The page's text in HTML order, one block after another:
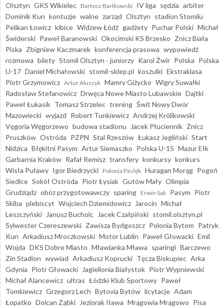
Olsztyn GKS Wikielec Bartosz Bartkowski IV liga sędzia arbiter
Dominik Kun kontuzje walne zarząd Olsztyn stadion Stomilu
Pelikan Łowicz kibice Widzew Łódź gadżety Puchar Polski Michał
Świderski Paweł Baranowski Okocimski KS Brzesko Znicz Biała
Piska Zbigniew Kaczmarek konferencja prasowa wypowiedź
rozmowa bilety Stomil Olsztyn - juniorzy Karol Żwir Polska Polska
U-17 Daniel Michałowski stomil-sklep.pl koszulki Ekstraklasa
Piotr Grzymowicz Artur Aluszyk Mamry Giżycko Wigry Suwałki
Radosław Stefanowicz Drwęca Nowe Miasto Lubawskie Dajtki
Paweł Łukasik Tomasz Strzelec trening Świt Nowy Dwór
Mazowiecki wyjazd Robert Tunkiewicz Andrzej Królikowski
Vęgoria Węgorzewo budowa stadionu Jacek Płuciennik Znicz
Pruszków Ostróda PZPN Stal Rzeszów Łukasz Jegliński Start
Nidzica Błękitni Pasym Artur Siemaszko Polska U-15 Mazur Ełk
Garbarnia Kraków Rafał Remisz transfery konkursy konkurs
Wisła Puławy Igor Biedrzycki Polonia Pasłęk Huragan Morąg Pogoń
Siedlce Sokół Ostróda Piotr Łysiak Gutów Mały Olimpia
Grudziądz obóz przygotowawczy sparing Erwin Sak Pasym Piotr
Skiba plebiscyt Wojciech Dziemidowicz Jarocin Michał
Leszczyński
Janusz Bucholc Jacek Czałpiński stomil.olsztyn.pl
Sylwester Czereszewski Zawisza Bydgoszcz Polonia Bytom Patryk
Kun Arkadiusz Mroczkowski Motor Lublin Paweł Głowacki Emil
Wojda DKS Dobre Miasto Mławianka Mława sparingi Barczewo
Zin Stadion wywiad Arkadiusz Koprucki Tęcza Biskupiec Arka
Gdynia Piotr Głowacki Jagiellonia Białystok Piotr Wypniewski
Michał Alancewicz ultras Łódzki Klub Sportowy Paweł
Tomkiewicz Grzegorz Lech Bytovia Bytów licytacje Adam
Łopatko Dolcan Ząbki Jeziorak Iława Mrągowia Mrągowo Pisa